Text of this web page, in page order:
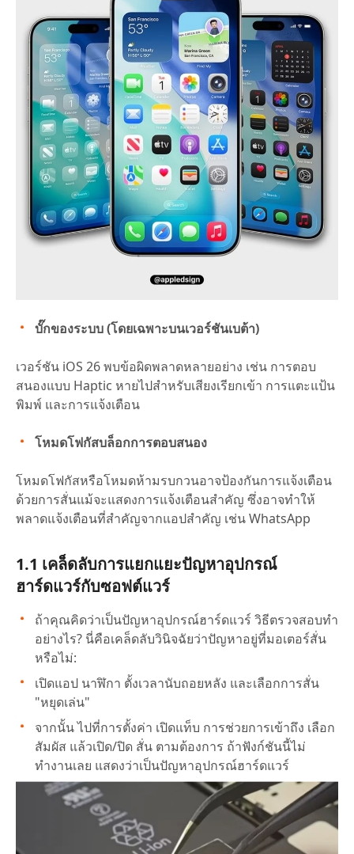
บั๊กของระบบ (โดยเฉพาะบนเวอร์ชันเบต้า)
เวอร์ชัน iOS 26 พบข้อผิดพลาดหลายอย่าง เช่น การตอบ
สนองแบบ Haptic หายไปสำหรับเสียงเรียกเข้า การแตะแป้น
พิมพ์ และการแจ้งเตือน
โหมดโฟกัสบล็อกการตอบสนอง
โหมดโฟกัสหรือโหมดห้ามรบกวนอาจป้องกันการแจ้งเตือน
ด้วยการสั่นแม้จะแสดงการแจ้งเตือนสำคัญ ซึ่งอาจทำให้
พลาดแจ้งเตือนที่สำคัญจากแอปสำคัญ เช่น WhatsApp
1.1 เคล็ดลับการแยกแยะปัญหาอุปกรณ์
ฮาร์ดแวร์กับซอฟต์แวร์
ถ้าคุณคิดว่าเป็นปัญหาอุปกรณ์ฮาร์ดแวร์ วิธีตรวจสอบทำ
อย่างไร? นี่คือเคล็ดลับวินิจฉัยว่าปัญหาอยู่ที่มอเตอร์สั่น
หรือไม่:
เปิดแอป นาฬิกา ตั้งเวลานับถอยหลัง และเลือกการสั่น
"หยุดเล่น"
จากนั้น ไปที่การตั้งค่า เปิดแท็บ การช่วยการเข้าถึง เลือก
สัมผัส แล้วเปิด/ปิด สั่น ตามต้องการ ถ้าฟังก์ชันนี้ไม่
ทำงานเลย แสดงว่าเป็นปัญหาอุปกรณ์ฮาร์ดแวร์